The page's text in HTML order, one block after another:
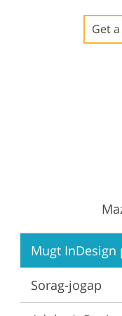
Get
Mugt InDesign
Sorag-jogap